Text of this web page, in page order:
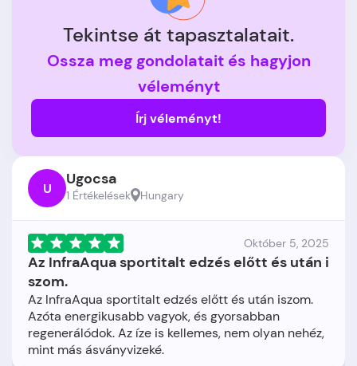
Tekintse át tapasztalatait.
Ossza meg gondolatait és hagyjon
véleményt
Írj véleményt!
U Ugocsa
1 Értékelések Hungary
Október 5, 2025
Az InfraAqua sportitalt edzés előtt és után i
szom.
Az InfraAqua sportitalt edzés előtt és után iszom.
Azóta energikusabb vagyok, és gyorsabban
regenerálódok. Az íze is kellemes, nem olyan nehéz,